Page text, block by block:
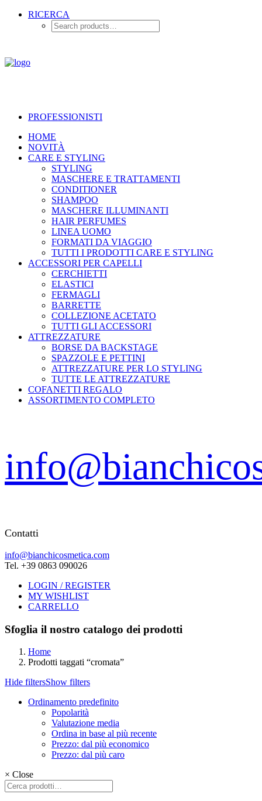
RICERCA
PROFESSIONISTI
HOME
NOVITÀ
CARE E STYLING
STYLING
MASCHERE E TRATTAMENTI
CONDITIONER
SHAMPOO
MASCHERE ILLUMINANTI
HAIR PERFUMES
LINEA UOMO
FORMATI DA VIAGGIO
TUTTI I PRODOTTI CARE E STYLING
ACCESSORI PER CAPELLI
CERCHIETTI
ELASTICI
FERMAGLI
BARRETTE
COLLEZIONE ACETATO
TUTTI GLI ACCESSORI
ATTREZZATURE
BORSE DA BACKSTAGE
SPAZZOLE E PETTINI
ATTREZZATURE PER LO STYLING
TUTTE LE ATTREZZATURE
COFANETTI REGALO
ASSORTIMENTO COMPLETO
Contatti
info@bianchicosmetica.com
Tel. +39 0863 090026
LOGIN / REGISTER
MY WISHLIST
CARRELLO
Sfoglia il nostro catalogo dei prodotti
Home
Prodotti taggati “cromata”
Hide filtersShow filters
Ordinamento predefinito
Popolarità
Valutazione media
Ordina in base al più recente
Prezzo: dal più economico
Prezzo: dal più caro
× Close
Cerca: